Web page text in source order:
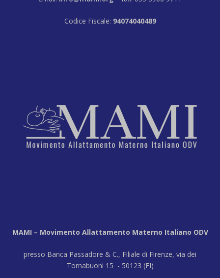
Codice Fiscale: 94074040489
MAMI – Movimento Allattamento Materno Italiano ODV
presso Banca Passadore & C., Filiale di Firenze, via dei
Tornabuoni 15 - 50123 (FI)